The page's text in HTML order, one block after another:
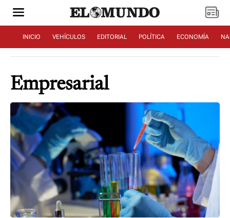
INICIO VEHÍCULOS EDITORIAL POLÍTICA ECONOMÍA
Empresarial